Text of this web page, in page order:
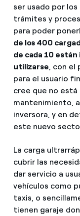
ser usado por
trámites y
para poder
de los 400
de cada 10
utilizarse , con
para el usuario
cree que no
mantenimiento,
inversora, y en
este nuevo
La carga
cubrir las
dar servicio a
vehículos como
taxis, o
tienen garaje